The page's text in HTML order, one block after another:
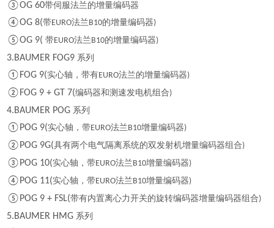
③OG 60带伺服法兰的增量编码器
④OG 8(带EURO法兰B10的增量编码器)
⑤OG 9(带EURO法兰B10的增量编码器)
3.BAUMER FOG9 系列
①FOG 9(实心轴，带有EURO法兰的增量编码器)
②FOG 9 + GT 7(编码器和测速发电机组合)
4.BAUMER POG 系列
①POG 9(实心轴，带EURO法兰B10增量编码器)
②POG 9G(具有两个电气隔离系统的双发射机增量编码器组合)
③POG 10(实心轴，带EURO法兰B10增量编码器)
④POG 11(实心轴，带EURO法兰B10增量编码器)
⑤POG 9 + FSL(带有内置离心力开关的旋转编码器增量编码器组合)
5.BAUMER HMG 系列